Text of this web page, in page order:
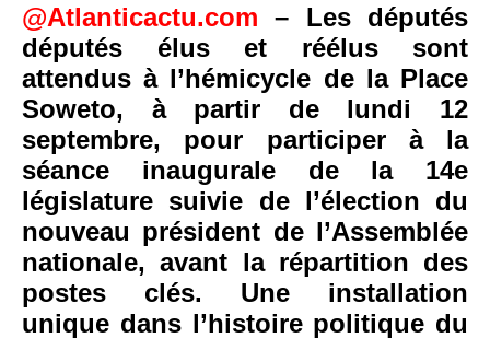
@Atlanticactu.com – Les députés
députés élus et réélus sont
attendus à l’hémicycle de la Place
Soweto, à partir de lundi 12
septembre, pour participer à la
séance inaugurale de la 14e
législature suivie de l’élection du
nouveau président de l’Assemblée
nationale, avant la répartition des
postes clés. Une installation
unique dans l’histoire politique du